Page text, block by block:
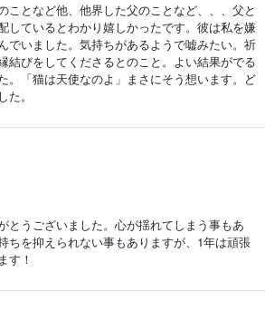
ことなど他、他界した父のことなど、、、父と
しているとわかり嬉しかったです。彼は私を嫌
でいました。気持ちがあるようで嘘みたい。祈
びをしてくださるとのこと。よい結果がでる
。「猫は天使なのよ」まさにそう想います。ど
。
とうございました。心が揺れてしまう事もあ
ちを抑えられない事もありますが、1年は頑張
す！